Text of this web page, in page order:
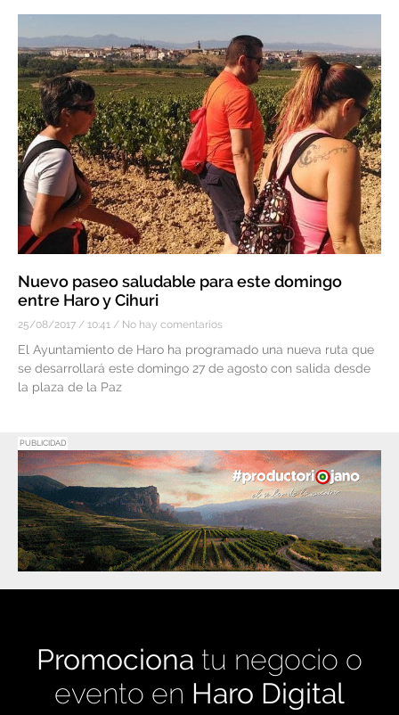
Nuevo paseo saludable para este domingo
entre Haro y Cihuri
25/08/2017 10:41 No hay comentarios
El Ayuntamiento de Haro ha programado una nueva ruta que
se desarrollará este domingo 27 de agosto con salida desde
la plaza de la Paz
PUBLICIDAD
Promociona tu negocio o
evento en Haro Digital